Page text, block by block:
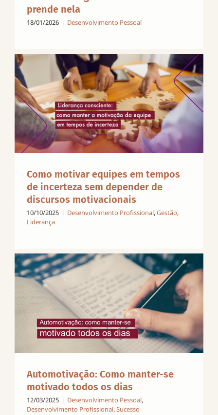
prende nela
18/01/2026 | Desenvolvimento Pessoal
Como motivar equipes em tempos
de incerteza sem depender de
discursos motivacionais
10/10/2025 | Desenvolvimento Profissional,Gestão,
Liderança
Automotivação: Como manter-se
motivado todos os dias
12/03/2025 | Desenvolvimento Pessoal,
Desenvolvimento Profissional,Sucesso